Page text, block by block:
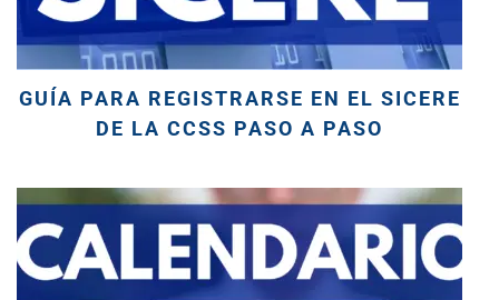
GUÍA PARA REGISTRARSE EN EL SICERE
DE LA CCSS PASO A PASO